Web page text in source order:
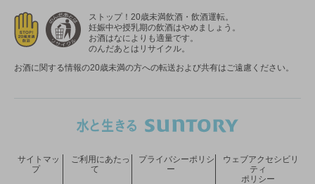
ストップ！20歳未満飲酒・飲酒運転。
妊娠中や授乳期の飲酒はやめましょう。
お酒はなによりも適量です。
のんだあとはリサイクル。
お酒に関する情報の20歳未満の方への転送および共有はご遠慮ください。
サイトマッ
プ
ご利用にあたっ
て
プライバシーポリシ
ー
ウェブアクセシビリ
ティ
ポリシー